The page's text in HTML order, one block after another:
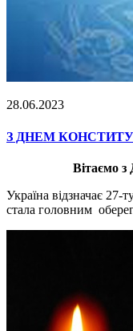
28.06.2023
З ДНЕМ
Вітаємо з
Україна відзначає 27-
стала головним